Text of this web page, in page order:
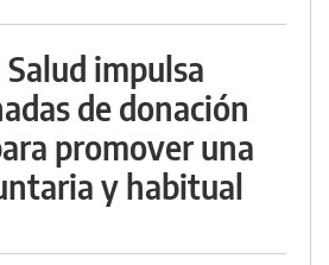
impulsa
de donación
promover una
y habitual